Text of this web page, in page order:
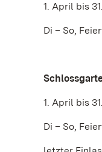
1. April bis
Di – So,
1. April bis
Di – So,